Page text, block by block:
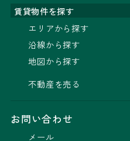
賃貸物件を探す
エリアから探す
沿線から探す
地図から探す
不動産を売る
お問い合わせ
メール